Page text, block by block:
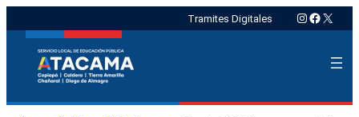
Tramites Digitales Instagram
X